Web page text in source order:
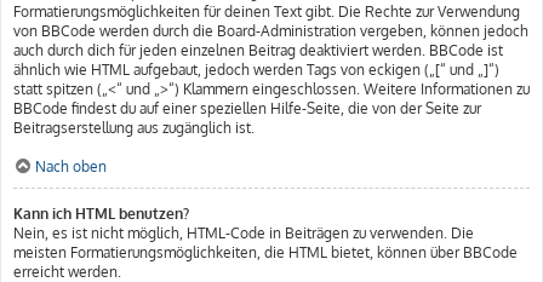
Formatierungsmöglichkeiten für deinen Text gibt. Die Rechte zur Verwendung
von BBCode werden durch die Board-Administration vergeben, können jedoch
auch durch dich für jeden einzelnen Beitrag deaktiviert werden. BBCode ist
ähnlich wie HTML aufgebaut, jedoch werden Tags von eckigen („[“ und „]“)
statt spitzen („<“ und „>“) Klammern eingeschlossen. Weitere Informationen zu
BBCode findest du auf einer speziellen Hilfe-Seite, die von der Seite zur
Beitragserstellung aus zugänglich ist.
Nach oben
Kann ich HTML benutzen?
Nein, es ist nicht möglich, HTML-Code in Beiträgen zu verwenden. Die
meisten Formatierungsmöglichkeiten, die HTML bietet, können über BBCode
erreicht werden.